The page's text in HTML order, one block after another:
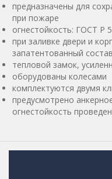
предназначены для
при пожаре
огнестойкость: ГОСТ Р
при заливке двери и
запатентованный
тепловой замок,
оборудованы колесами
комплектуются двумя
предусмотрено
огнестойкость